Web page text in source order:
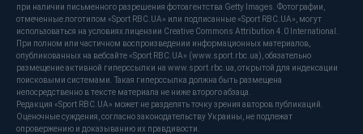
при наличии письменного разрешения фотоагентства Getty Images. Фотографии,
отмеченные логотипом «Sport RBC.UA» или подписанные «Sport RBC.UA», могут
использоваться на условиях лицензии Creative Commons Attribution 4.0 International.
При полном или частичном воспроизведении информационных материалов,
опубликованных на вебсайте «Sport RBC.UA» (www.sport.rbc.ua), обязательно
размещение активной гиперссылки на www.sport.rbc.ua, открытой для индексации
поисковыми системами. Такая гиперссылка должна быть размещена
непосредственно в тексте материала не ниже второго абзаца.
Редакция «Sport RBC.UA» может не разделять точку зрения авторов публикаций.
Оценочные суждения, согласно законодательству Украины, не подлежат
опровержению и доказыванию их правдивости.